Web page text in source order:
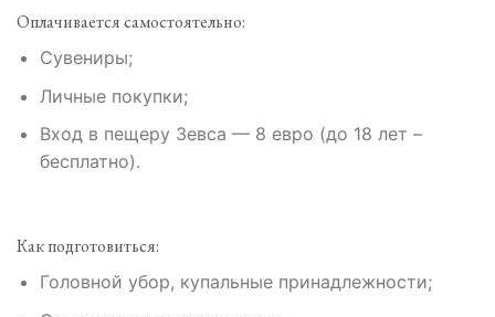
Оплачивается самостоятельно:
Сувениры;
Личные покупки;
Вход в пещеру Зевса — 8 евро (до 18 лет –
бесплатно).
Как подготовиться:
Головной убор, купальные принадлежности;